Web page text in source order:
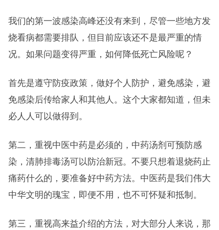
我们的第一波感染高峰还没有来到，尽管一些地方发
烧看病都需要排队，但目前应该还不是最严重的情
况。如果问题变得严重，如何降低死亡风险呢？
首先是遵守防疫政策，做好个人防护，避免感染，避
免感染后传给家人和其他人。这个大家都知道，但未
必人人可以做得到。
第二，重视中医中药是必须的，中药汤剂可预防感
染，清肺排毒汤可以防治新冠。不要只想着退烧药止
痛药什么的，要准备好中药方法。中医药是我们伟大
中华文明的瑰宝，即便不用，也不可怀疑和抵制。
第三，重视高来益介绍的方法，对大部分人来说，那